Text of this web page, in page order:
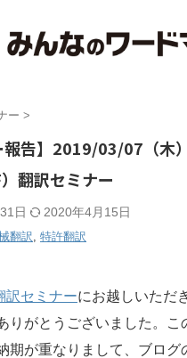
ー >
報告】2019/03/07（木
翻訳セミナー
日 2020年4月15日
翻訳, 特許翻訳
訳セミナーにお越しいただ
りがとうございました。こ
期が重なりまして、ブログ